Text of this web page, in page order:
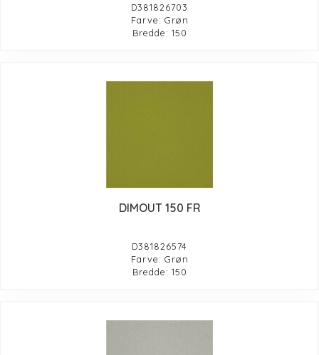
D381826703
Farve: Grøn
Bredde: 150
DIMOUT 150 FR
D381826574
Farve: Grøn
Bredde: 150